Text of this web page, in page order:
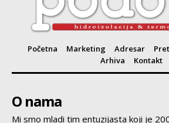
Početna Marketing Adresar
Arhiva
Kontakt
O nama
Mi smo mladi tim entuzijasta koji je